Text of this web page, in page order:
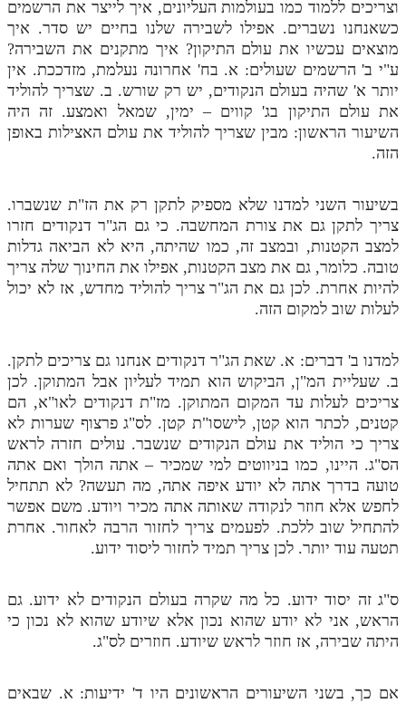
תלמוד עשר הספירות חלק יב
תלמוד עשר הספירות חלק יג
תלמוד עשר הספירות חלק יד
תלמוד עשר הספירות חלק טו
תלמוד עשר הספירות חלק טז
אודות האתר
אודות האתר
בעל הסולם
לאתר ספר הרב
דף היומי בזוהר הקדוש
וצריכים ללמוד כמו בעולמות העליונים, איך לייצר את הרשמים
כשאנחנו נשברים. אפילו לשבירה שלנו בחיים יש סדר. איך
מוצאים עכשיו את עולם התיקון? איך מתקנים את השבירה?
ע"י ב' הרשמים שעולים: א. בח' אחרונה נעלמת, מזדככת. אין
יותר א' שהיה בעולם הנקודים, יש רק שורש. ב. שצריך להוליד
את עולם התיקון בג' קווים – ימין, שמאל ואמצע. זה היה
השיעור הראשון: מבין שצריך להוליד את עולם האצילות באופן
הזה.
בשיעור השני למדנו שלא מספיק לתקן רק את הז"ת שנשברו.
צריך לתקן גם את צורת המחשבה. כי גם הג"ר דנקודים חזרו
למצב הקטנות, ובמצב זה, כמו שהיתה, היא לא הביאה גדלות
טובה. כלומר, גם את מצב הקטנות, אפילו את החינוך שלה צריך
להיות אחרת. לכן גם את הג"ר צריך להוליד מחדש, אז לא יכול
לעלות שוב למקום הזה.
למדנו ב' דברים: א. שאת הג"ר דנקודים אנחנו גם צריכים לתקן.
ב. שעליית המ"ן, הביקוש הוא תמיד לעליון אבל המתוקן. לכן
צריכים לעלות עד המקום המתוקן. מז"ת דנקודים לאו"א, הם
קטנים, לכתר הוא קטן, לישסו"ת קטן. לס"ג פרצוף שערות לא
צריך כי הוליד את עולם הנקודים שנשבר. עולים חזרה לראש
הס"ג. היינו, כמו בניווטים למי שמכיר – אתה הולך ואם אתה
טועה בדרך אתה לא יודע איפה אתה, מה תעשה? לא תתחיל
לחפש אלא חוזר לנקודה שאותה אתה מכיר ויודע. משם אפשר
להתחיל שוב ללכת. לפעמים צריך לחזור הרבה לאחור. אחרת
תטעה עוד יותר. לכן צריך תמיד לחזור ליסוד ידוע.
ס"ג זה יסוד ידוע. כל מה שקרה בעולם הנקודים לא ידוע. גם
הראש, אני לא יודע שהוא נכון אלא שיודע שהוא לא נכון כי
היתה שבירה, אז חוזר לראש שיודע. חוזרים לס"ג.
אם כך, בשני השיעורים הראשונים היו ד' ידיעות: א. שבאים